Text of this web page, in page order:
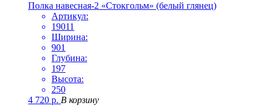
Полка навесная-2 «Стокгольм» (белый глянец)
Артикул:
19011
Ширина:
901
Глубина:
197
Высота:
250
4 720 р. В корзину